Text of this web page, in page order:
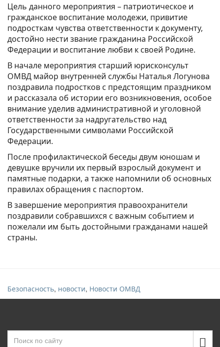
Цель данного мероприятия – патриотическое и
гражданское воспитание молодежи, привитие
подросткам чувства ответственности к документу,
достойно нести звание гражданина Российской
Федерации и воспитание любви к своей Родине.
В начале мероприятия старший юрисконсульт
ОМВД майор внутренней службы Наталья Логунова
поздравила подростков с предстоящим праздником
и рассказала об истории его возникновения, особое
внимание уделив административной и уголовной
ответственности за надругательство над
Государственными символами Российской
Федерации.
После профилактической беседы двум юношам и
девушке вручили их первый взрослый документ и
памятные подарки, а также напомнили об основных
правилах обращения с паспортом.
В завершение мероприятия правоохранители
поздравили собравшихся с важным событием и
пожелали им быть достойными гражданами нашей
страны.
Безопасность, новости, Новости ОМВД